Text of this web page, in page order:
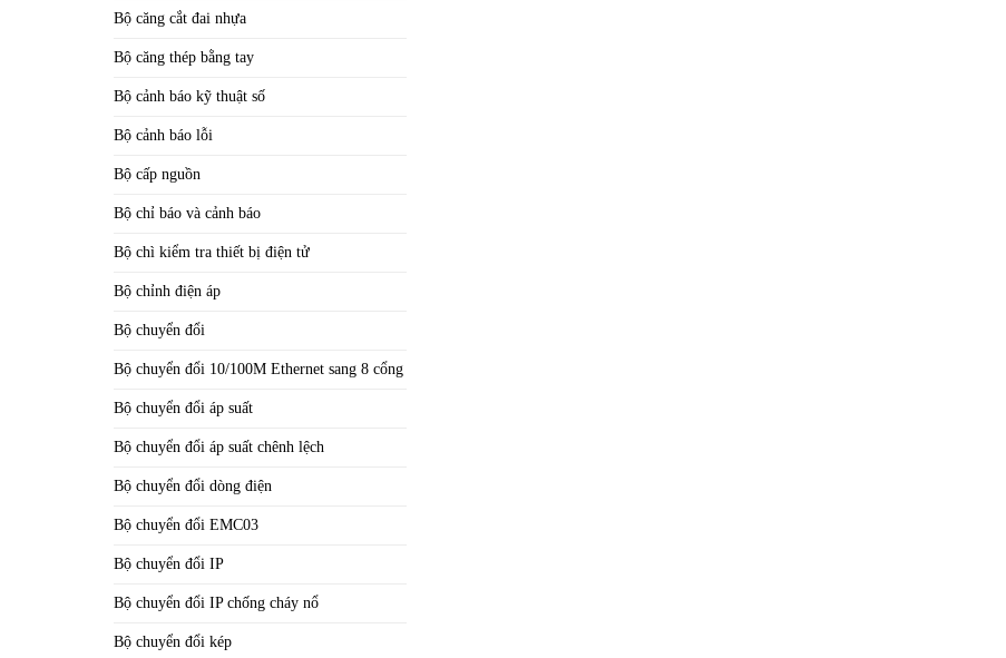
Bộ căng cắt đai nhựa
Bộ căng thép bằng tay
Bộ cảnh báo kỹ thuật số
Bộ cảnh báo lỗi
Bộ cấp nguồn
Bộ chỉ báo và cảnh báo
Bộ chì kiểm tra thiết bị điện tử
Bộ chỉnh điện áp
Bộ chuyển đổi
Bộ chuyển đổi 10/100M Ethernet sang 8 cổng
Bộ chuyển đổi áp suất
Bộ chuyển đổi áp suất chênh lệch
Bộ chuyển đổi dòng điện
Bộ chuyển đổi EMC03
Bộ chuyển đổi IP
Bộ chuyển đổi IP chống cháy nổ
Bộ chuyển đổi kép